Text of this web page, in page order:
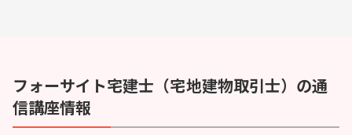
フォーサイト宅建士（宅地建物取引士） の通
信講座情報